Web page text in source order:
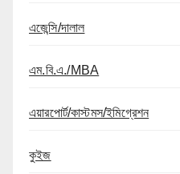
এজেন্সি/দালাল
এম.বি.এ./MBA
এয়ারপোর্ট/কাস্টমস/ইমিগ্রেশন
কুইজ